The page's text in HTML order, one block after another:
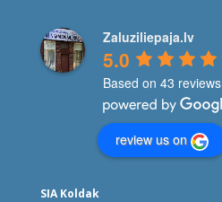
Zaluziliepaja.lv
5.0
Based on 43 reviews
review us on
SIA Koldak